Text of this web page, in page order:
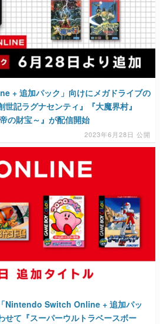
+ 追加パック」向けにメガドライブの
世記ラグナセンティ』『大魔界村』
の財宝～』が配信開始
2023年6月28日 公開
Nintendo Switch Online + 追加パッ
せて『スーパーウルトラベースボー